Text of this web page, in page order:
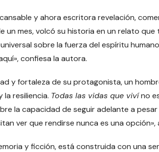
y ahora escritora revelación,
un mes, volcó su historia en un relato
sobre la fuerza del espíritu
confiesa la autora.
y fortaleza de su protagonista, un
resiliencia. Todas las vidas que vivíno
la capacidad de seguir adelante a pesar
ver que rendirse nunca es una opción»,
y ficción, está construida con una